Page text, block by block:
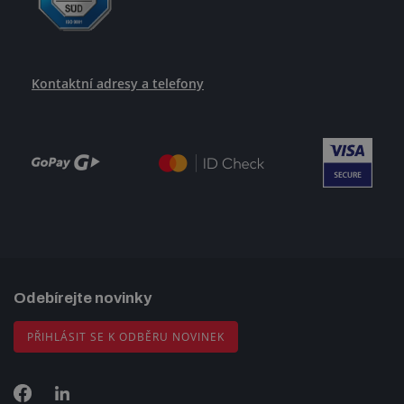
Kontaktní adresy a telefony
Odebírejte novinky
PŘIHLÁSIT SE K ODBĚRU NOVINEK